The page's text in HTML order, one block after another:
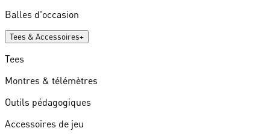
Balles d'occasion
Tees & Accessoires+
Tees
Montres & télémètres
Outils pédagogiques
Accessoires de jeu